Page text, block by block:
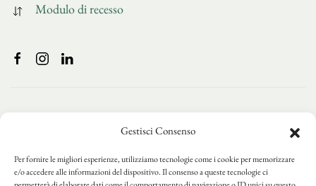
Gestisci Consenso
Per fornire le migliori esperienze, utilizziamo tecnologie come i cookie per memorizzare
e/o accedere alle informazioni del dispositivo. Il consenso a queste tecnologie ci
Modulo di recesso